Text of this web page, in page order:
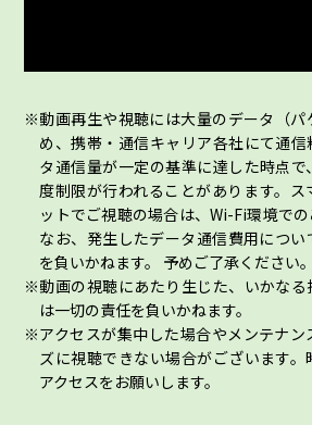
動画再生や視聴には大量のデータ（
め、携帯・通信キャリア各社にて通
タ通信量が一定の基準に達した時点
度制限が行われることがあります。
ットでご視聴の場合は、Wi-Fi環境での
なお、発生したデータ通信費用につ
を負いかねます。 予めご了承ください。
動画の視聴にあたり生じた、いかな
は一切の責任を負いかねます。
アクセスが集中した場合やメンテナ
ズに視聴できない場合がございます
アクセスをお願いします。